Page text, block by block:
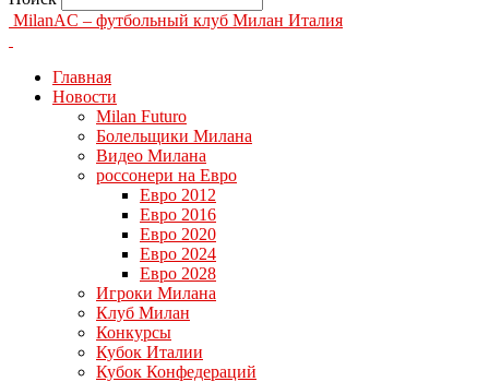
MilanAC – футбольный клуб Милан Италия
Главная
Новости
Milan Futuro
Болельщики Милана
Видео Милана
россонери на Евро
Евро 2012
Евро 2016
Евро 2020
Евро 2024
Евро 2028
Игроки Милана
Клуб Милан
Конкурсы
Кубок Италии
Кубок Конфедераций